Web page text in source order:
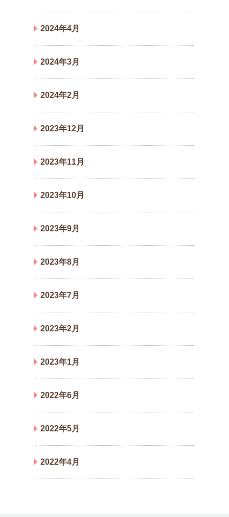
2024年4月
2024年3月
2024年2月
2023年12月
2023年11月
2023年10月
2023年9月
2023年8月
2023年7月
2023年2月
2023年1月
2022年6月
2022年5月
2022年4月